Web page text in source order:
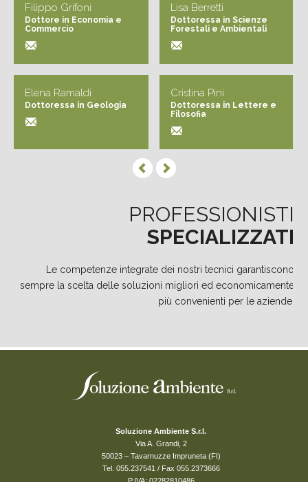
Filippo Grifoni
Dottore in Economia e
Commercio
Elena Ramaldi
Dottoressa in Geologia
Lisa Berretti
Dottoressa in Scienze
Forestali e Ambientali
Cristina Pini
Dottoressa in Lettere e
Filosofia
PROFESSIONISTI
SPECIALIZZATI
Le competenze integrate dei nostri tecnici garantiscono
sempre la scelta delle soluzioni migliori ed economicamente
più convenienti per le aziende.
Soluzione Ambiente S.r.l.
Via A. Grandi, 2
50023 – Tavarnuzze Impruneta (FI)
Tel. 055.237541 / Fax 055.2373666
P.IVA: 02282810486